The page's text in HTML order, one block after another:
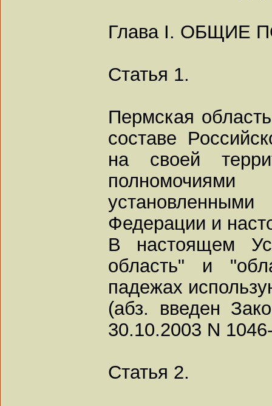
Глава I. ОБЩИЕ
Статья 1.
Пермская
составе
на своей
установленными
Федерации и
В настоящем
область" и
падежах
(абз. введен
30.10.2003 N
Статья 2.